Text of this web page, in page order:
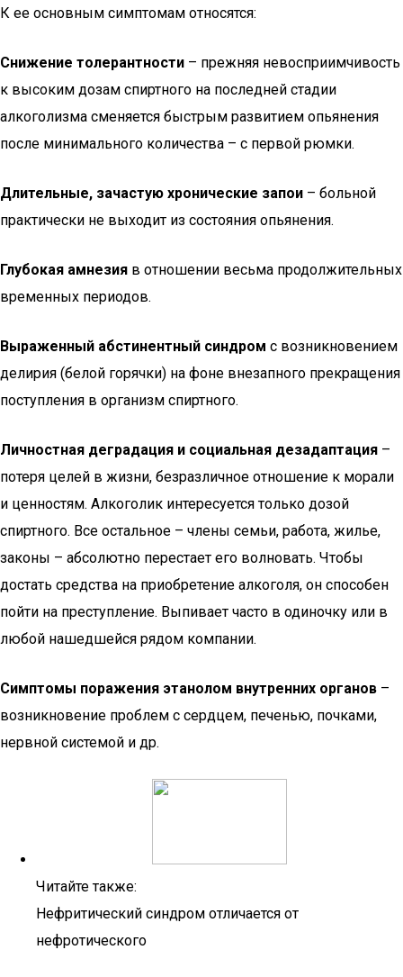
К ее основным симптомам относятся:
Снижение толерантности – прежняя невосприимчивость
к высоким дозам спиртного на последней стадии
алкоголизма сменяется быстрым развитием опьянения
после минимального количества – с первой рюмки.
Длительные, зачастую хронические запои – больной
практически не выходит из состояния опьянения.
Глубокая амнезия в отношении весьма продолжительных
временных периодов.
Выраженный абстинентный синдром с возникновением
делирия (белой горячки) на фоне внезапного прекращения
поступления в организм спиртного.
Личностная деградация и социальная дезадаптация –
потеря целей в жизни, безразличное отношение к морали
и ценностям. Алкоголик интересуется только дозой
спиртного. Все остальное – члены семьи, работа, жилье,
законы – абсолютно перестает его волновать. Чтобы
достать средства на приобретение алкоголя, он способен
пойти на преступление. Выпивает часто в одиночку или в
любой нашедшейся рядом компании.
Симптомы поражения этанолом внутренних органов –
возникновение проблем с сердцем, печенью, почками,
нервной системой и др.
Читайте также:
Нефритический синдром отличается от
нефротического